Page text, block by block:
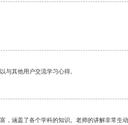
与其他用户交流学习心得。
，涵盖了各个学科的知识。老师的讲解非常生